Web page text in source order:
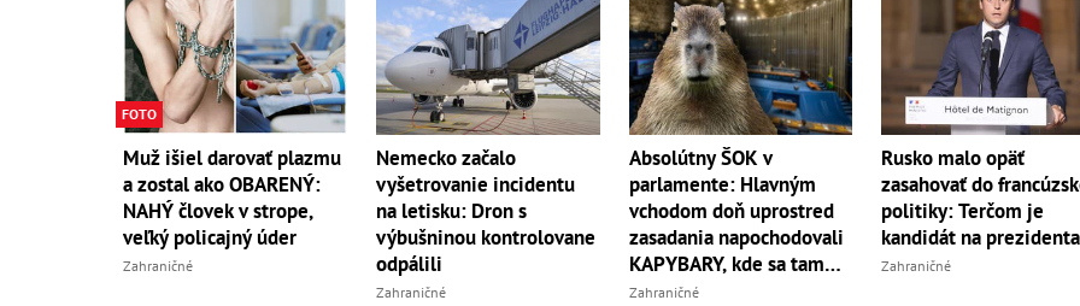
FOTO
Muž išiel darovať plazmu
a zostal ako OBARENÝ:
NAHÝ človek v strope,
veľký policajný úder
Zahraničné
Nemecko začalo
vyšetrovanie incidentu
na letisku: Dron s
výbušninou kontrolovane
odpálili
Zahraničné
Absolútny ŠOK v
parlamente: Hlavným
vchodom doň uprostred
zasadania napochodovali
KAPYBARY, kde sa tam
nabrali?
Zahraničné
Rusko malo opäť
zasahovať do
politiky: Terčom je
kandidát na prezidenta
Zahraničné